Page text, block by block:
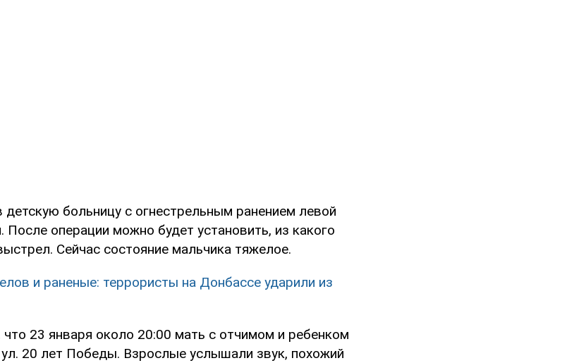
больницу с огнестрельным ранением левой
После операции можно будет установить, из какого
Сейчас состояние мальчика тяжелое.
и раненые: террористы на Донбассе ударили из
что 23 января около 20:00 мать с отчимом и ребенком
20 лет Победы. Взрослые услышали звук, похожий